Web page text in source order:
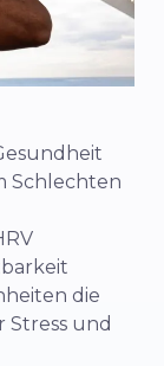
Schlechten
die
Stress und